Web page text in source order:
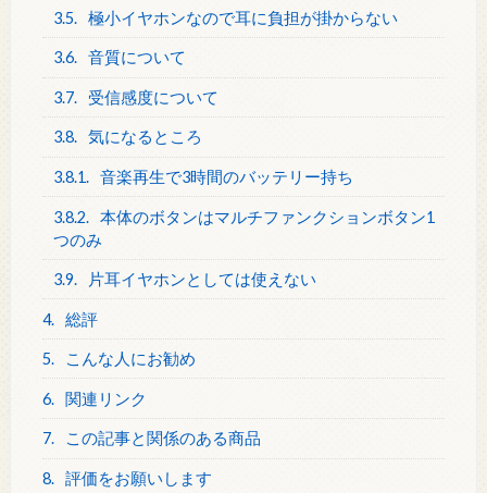
3.5. 極小イヤホンなので耳に負担が掛からない
3.6. 音質について
3.7. 受信感度について
3.8. 気になるところ
3.8.1. 音楽再生で3時間のバッテリー持ち
3.8.2. 本体のボタンはマルチファンクションボタン1
つのみ
3.9. 片耳イヤホンとしては使えない
4. 総評
5. こんな人にお勧め
6. 関連リンク
7. この記事と関係のある商品
8. 評価をお願いします